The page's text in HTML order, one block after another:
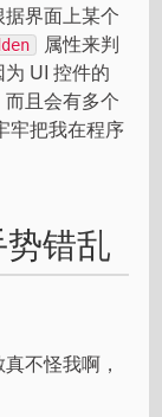
界面上某个
属性来判
UI 控件的
且会有多个
牢把我在程序
错乱
不怪我啊，